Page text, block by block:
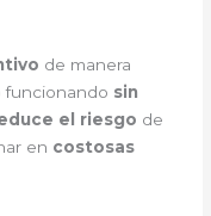
de manera
funcionando sin
el riesgo de
en costosas